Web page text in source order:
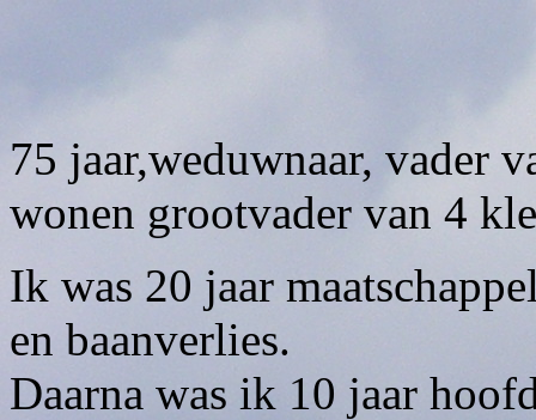
75 jaar,weduwnaar, vader
wonen grootvader van 4
Ik was 20 jaar
en baanverlies.
Daarna was ik 10 jaar